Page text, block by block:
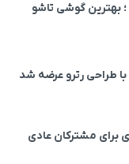
بررسی Galaxy Z Fold8 Ultra ؛ بهترین گوشی تاشو
برای مشترکان عادی